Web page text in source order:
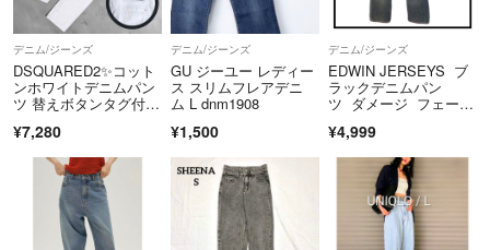
デニム/ジーンズ
DSQUARED2✨️コット
ンホワイトデニムパン
ツ 替えボタンタグ付
¥7,280
デニム/ジーンズ
GU ジーユー レディー
ス スリムフレアデニ
ム L dnm1908
¥1,500
デニム/ジーンズ
EDWIN JERSEYS ブ
ラックデニムパン
ツ ダメージ フェー
¥4,999